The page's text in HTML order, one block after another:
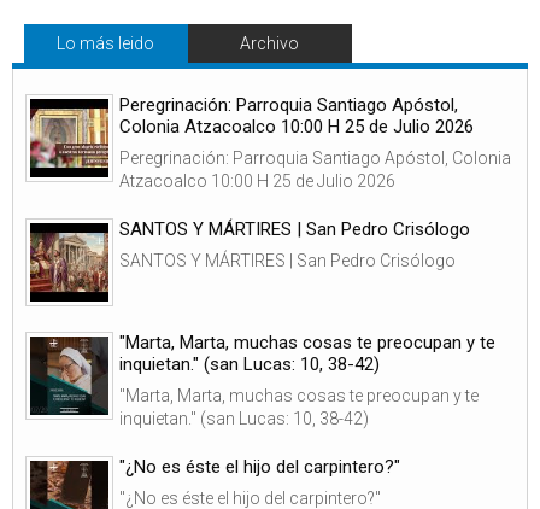
Lo más leido Archivo
Peregrinación: Parroquia Santiago Apóstol,
Colonia Atzacoalco 10:00 H 25 de Julio 2026
Peregrinación: Parroquia Santiago Apóstol, Colonia
Atzacoalco 10:00 H 25 de Julio 2026
SANTOS Y MÁRTIRES | San Pedro Crisólogo
SANTOS Y MÁRTIRES | San Pedro Crisólogo
"Marta, Marta, muchas cosas te preocupan y te
inquietan." (san Lucas: 10, 38-42)
"Marta, Marta, muchas cosas te preocupan y te
inquietan." (san Lucas: 10, 38-42)
"¿No es éste el hijo del carpintero?"
"¿No es éste el hijo del carpintero?"